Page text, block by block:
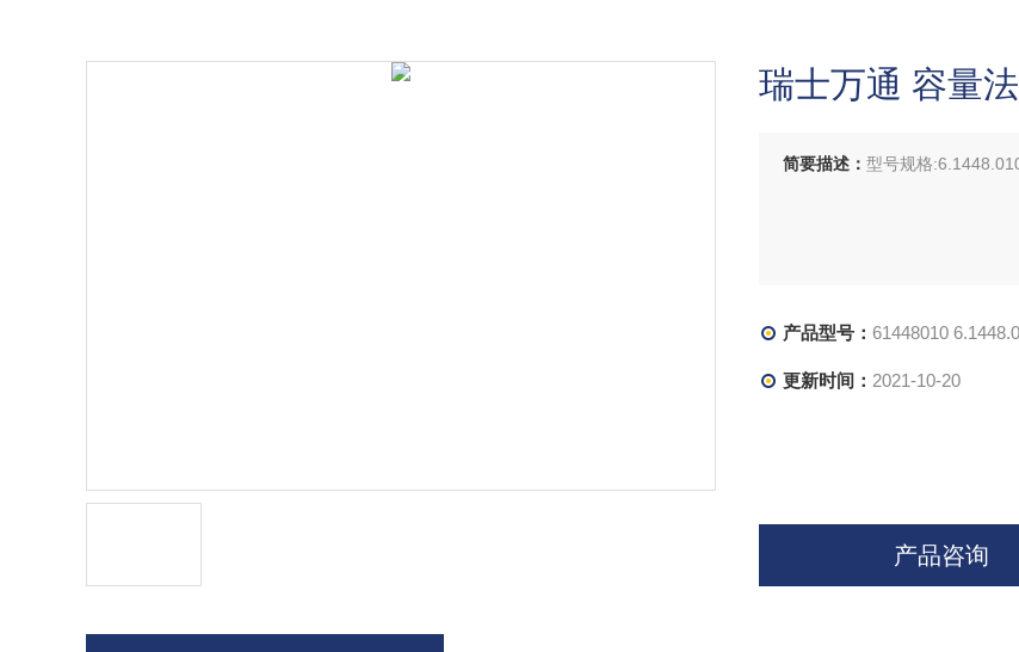
瑞士万通 容量
简要描述： 型号规格
产品型号： 61448010
更新时间： 2021-10-20
产品咨询